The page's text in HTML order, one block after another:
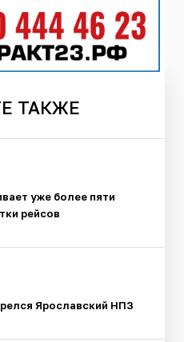
ТАКЖЕ
уже более пяти
рейсов
Ярославский НПЗ